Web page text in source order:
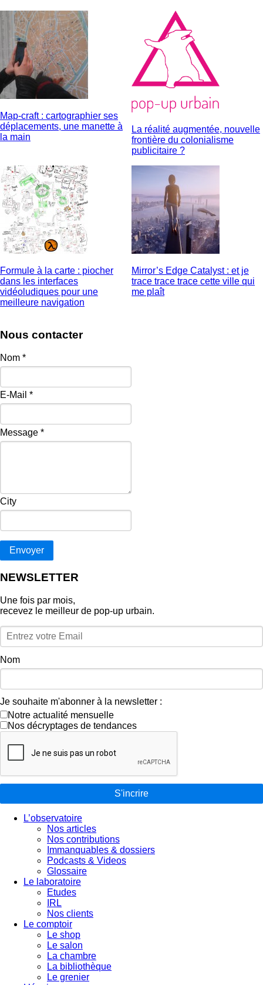
Map-craft : cartographier ses
déplacements, une manette à
la main
La réalité augmentée, nouvelle
frontière du colonialisme
publicitaire ?
Formule à la carte : piocher
dans les interfaces
vidéoludiques pour une
meilleure navigation
Mirror’s Edge Catalyst : et je
trace trace trace cette ville qui
me plaît
Nous contacter
Nom *
E-Mail *
Message *
City
Envoyer
NEWSLETTER
Une fois par mois,
recevez le meilleur de pop‑up urbain.
Nom
Je souhaite m'abonner à la newsletter :
Notre actualité mensuelle
Nos décryptages de tendances
S'incrire
L’observatoire
Nos articles
Nos contributions
Immanquables & dossiers
Podcasts & Videos
Glossaire
Le laboratoire
Etudes
IRL
Nos clients
Le comptoir
Le shop
Le salon
La chambre
La bibliothèque
Le grenier